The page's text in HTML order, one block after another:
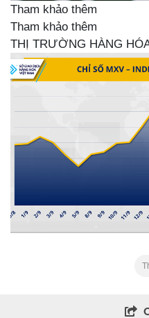
Tham khảo thêm
Tham khảo thêm
THỊ TRƯỜNG HÀNG